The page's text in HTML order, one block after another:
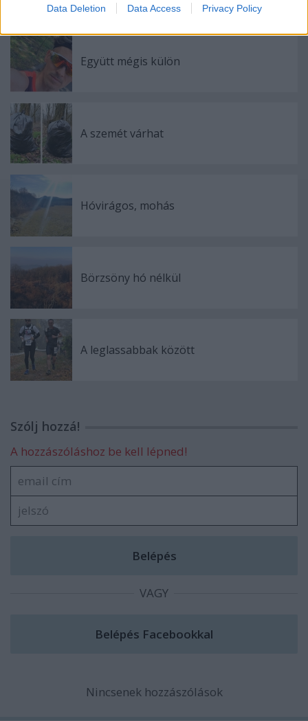
Data Deletion Data Access Privacy Policy
Ajánlott bejegyzések:
Együtt mégis külön
A szemét várhat
Hóvirágos, mohás
Börzsöny hó nélkül
A leglassabbak között
Szólj hozzá!
A hozzászóláshoz be kell lépned!
VAGY
Nincsenek hozzászólások